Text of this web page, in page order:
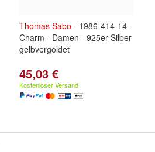
Thomas Sabo - 1986-414-14 -
Charm - Damen - 925er Silber
gelbvergoldet
45,03 €
Kostenloser Versand